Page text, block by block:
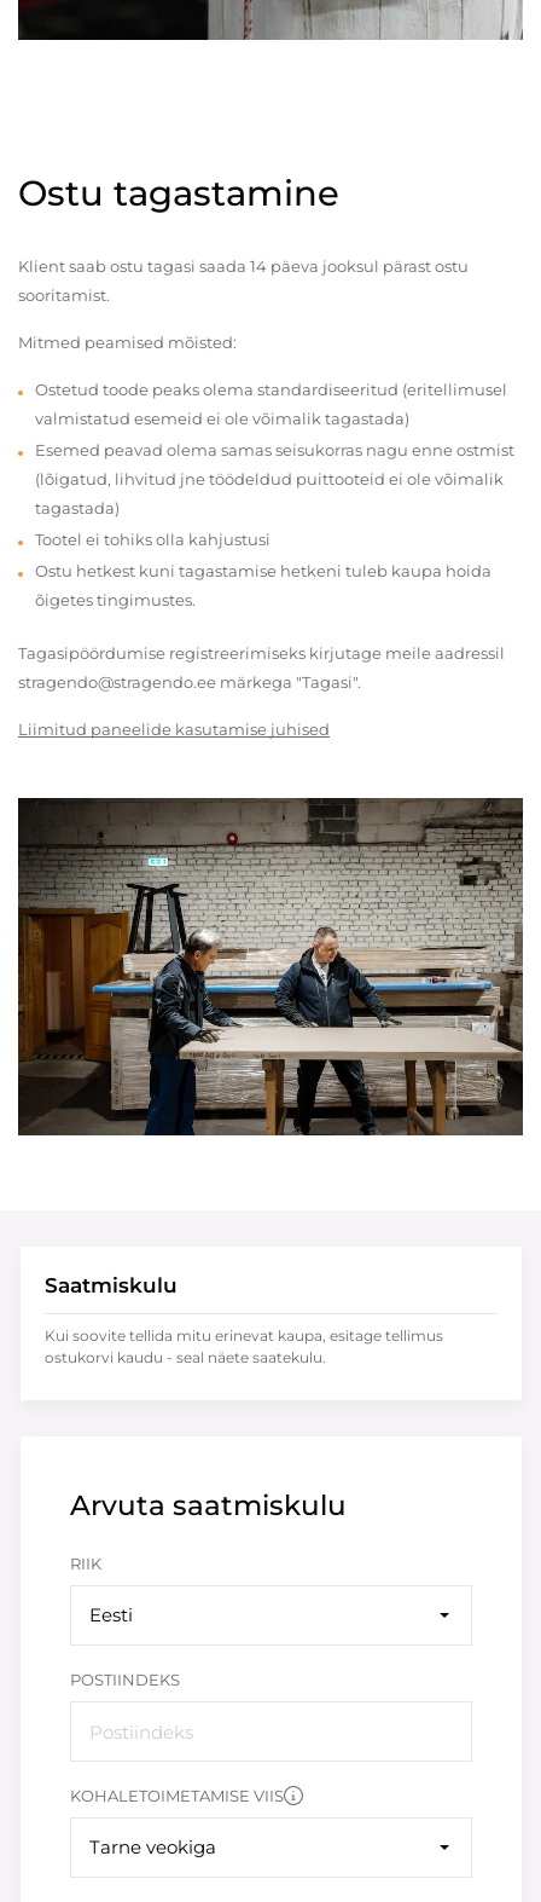
Ostu tagastamine
Klient saab ostu tagasi saada 14 päeva jooksul pärast ostu
sooritamist.
Mitmed peamised mõisted:
Ostetud toode peaks olema standardiseeritud (eritellimusel
valmistatud esemeid ei ole võimalik tagastada)
Esemed peavad olema samas seisukorras nagu enne ostmist
(lõigatud, lihvitud jne töödeldud puittooteid ei ole võimalik
tagastada)
Tootel ei tohiks olla kahjustusi
Ostu hetkest kuni tagastamise hetkeni tuleb kaupa hoida
õigetes tingimustes.
Tagasipöördumise registreerimiseks kirjutage meile aadressil
stragendo@stragendo.ee märkega "Tagasi".
Liimitud paneelide kasutamise juhised
Arvuta saatmiskulu
RIIK
Eesti
POSTIINDEKS
KOHALETOIMETAMISE VIIS
Tarne veokiga
Saatmiskulu
Kui soovite tellida mitu erinevat kaupa, esitage tellimus
ostukorvi kaudu - seal näete saatekulu.